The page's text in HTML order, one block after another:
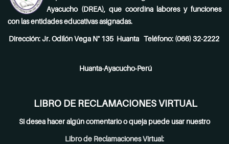
Ayacucho (DREA), que coordina labores y funciones
con las entidades educativas asignadas.
Dirección: Jr. Odilón Vega N° 135 Huanta Teléfono: (066) 32-2222
Huanta-Ayacucho-Perú
LIBRO DE RECLAMACIONES VIRTUAL
Si desea hacer algún comentario o queja puede usar nuestro
Libro de Reclamaciones Virtual: